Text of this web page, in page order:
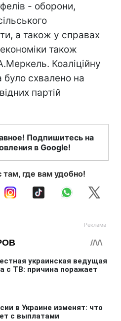
- оборони,
а також у справах
також
Коаліційну
було схвалено на
партій
Подпишитесь на
в Google!
там, где вам удобно!